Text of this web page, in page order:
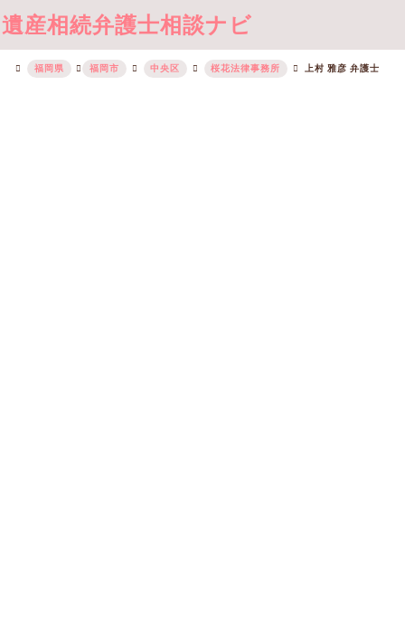
遺産相続弁護士相談ナビ
福岡県 福岡市 中央区 桜花法律事務所 上村 雅彦 弁護士